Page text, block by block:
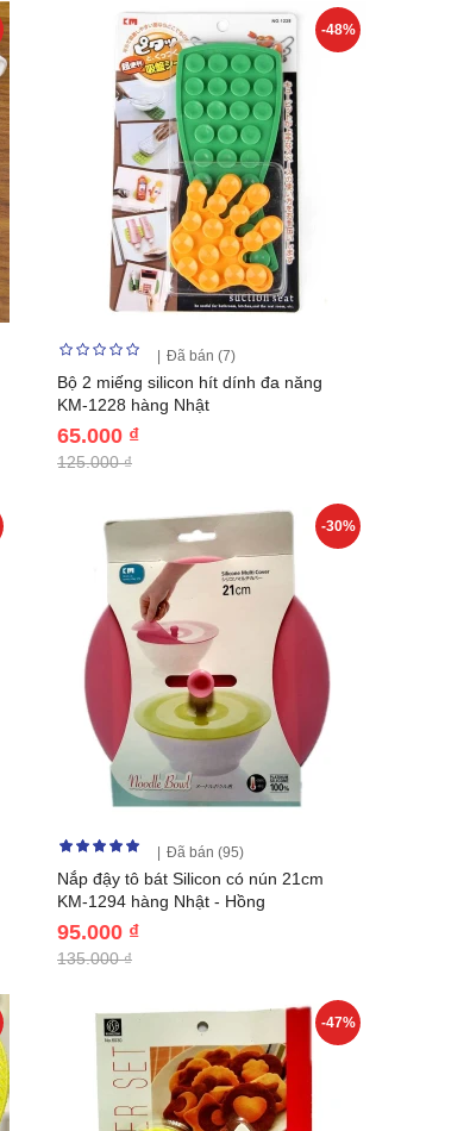
-48%
Đã bán (7)
Bộ 2 miếng silicon hít dính đa năng
KM-1228 hàng Nhật
65.000 ₫
125.000 ₫
-30%
Đã bán (95)
Nắp đậy tô bát Silicon có nún 21cm
KM-1294 hàng Nhật - Hồng
95.000 ₫
135.000 ₫
-47%